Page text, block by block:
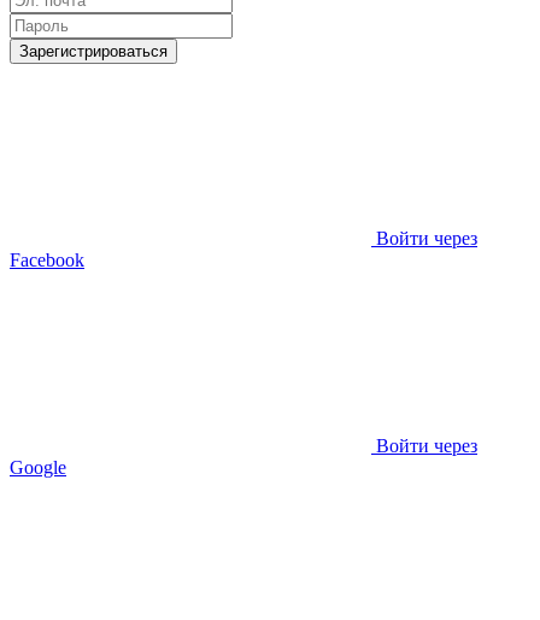
Зарегистрироваться
Войти через
Facebook
Войти через
Google